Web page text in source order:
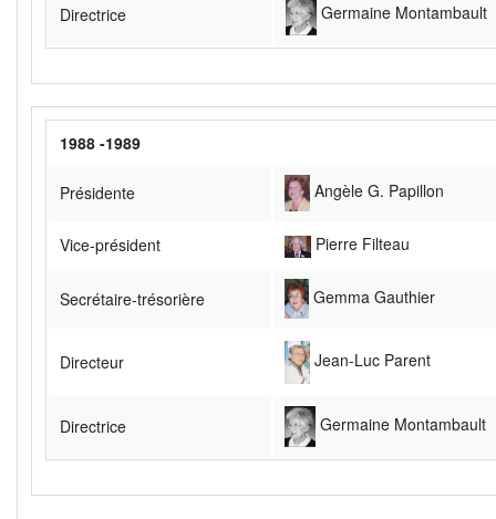
Directrice Germaine Montambault
1988 -1989
Présidente Angèle G. Papillon
Vice-président Pierre Filteau
Secrétaire-trésorière Gemma Gauthier
Directeur Jean-Luc Parent
Directrice Germaine Montambault